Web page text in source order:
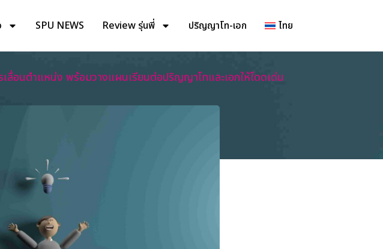
SPU NEWS Review รุ่นพี่ ปริญญาโท-เอก ไทย
ลื่อนตำแหน่ง พร้อมวางแผนเรียนต่อปริญญาโทและเอกให้โดดเด่น